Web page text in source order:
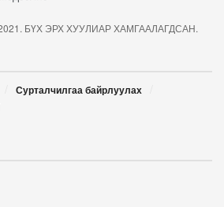
БҮХ ЭРХ ХУУЛИАР ХАМГААЛАГДСАН.
Сурталчилгаа байрлуулах